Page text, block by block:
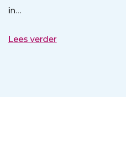
in…
Lees verder